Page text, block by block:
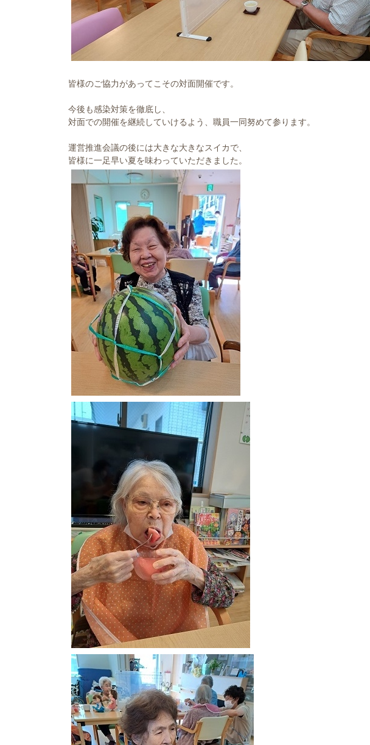
皆様のご協力があってこその対面開催です。
今後も感染対策を徹底し、
対面での開催を継続していけるよう、職員一同努めて参ります。
運営推進会議の後には大きな大きなスイカで、
皆様に一足早い夏を味わっていただきました。